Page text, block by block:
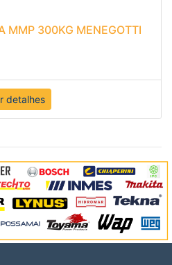
MMP 300KG MENEGOTTI
detalhes